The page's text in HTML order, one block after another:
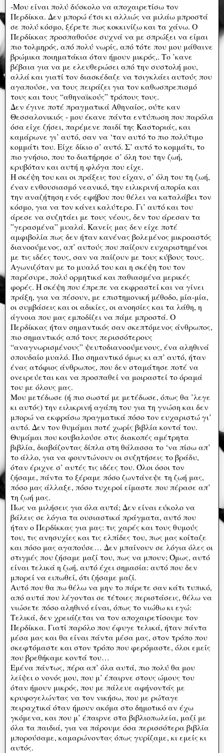
-Μου είναι πολύ δύσκολο να αποχαιρετίσω τον
Περδίκκα. Δεν μπορώ έτσι κι αλλιώς να μιλάω μπροστά
σε πολύ κόσμο, ξέρετε πως κοκκινίζω και τα χάνω. Ο
Περδίκκας προσπαθούσε συχνά να με σπρώξει να είμαι
πιο τολμηρός, από πολύ νωρίς, από τότε που μου μάθαινε
βρώμικα ποιηματάκια όταν ήμουν μικρός,. Το ’κανε
βέβαια για να με ελευθερώσει από την συστολή μου,
αλλά και γιατί τον διασκέδαζε να τσιγκλάει αυτούς που
αγαπούσε, να τους πειράζει για τον καθωσπρεπισμό
τους και τους “αθηναϊκούς” τρόπους τους.
Δεν έγινε ποτέ πραγματικά Αθηναίος, ούτε καν
Θεσσαλονικιός - μου έκανε πάντα εντύπωση που παρόλα
όσα είχε ζήσει, παρέμενε παιδί της Καστοριάς, και
καμάρωνε γι’ αυτό, σαν να ‘ταν αυτό το πιο πολύτιμο
κομμάτι του. Είχε δίκιο σ’ αυτό. Σ’ αυτό το κομμάτι, το
πιο γνήσιο, που το διατήρησε σ’ όλη του την ζωή,
κρυβόταν και αυτή η φλόγα που είχε.
Η σκέψη του και οι πράξεις του είχαν, σ’ όλη του τη ζωή,
έναν ενθουσιασμό νεανικό, την ειλικρινή απορία και
την αναζήτηση ενός εφήβου που θέλει να καταλάβει τον
κόσμο, για να τον κάνει καλύτερο. Γι’ αυτό και του
άρεσε να συζητάει με τους νέους, δεν του άρεσαν τα
”γερασμένα” μυαλά. Κανείς μας δεν είχε ποτέ
αμφιβολία πως δεν ήταν κανένας βολεμένος μικροαστός
διανοούμενος, απ’ αυτούς που παίζουν ευχαριστημένοι
με τις ιδέες τους, σαν να παίζουν με τους κύβους τους.
Αγωνιζόταν με το μυαλό του και η σκέψη του τον
παρέσυρε, πολύ ορμητικά και παθιασμένα μερικές
φορές. Η σκέψη που έπρεπε να εκφραστεί και να γίνει
πράξη, για να πέσουν, με επιστημονική μέθοδο, μία-μία,
οι συμβάσεις και οι αδικίες, οι ανοησίες και τα λάθη, η
άγνοια που μας εμποδίζει να πάμε μπροστά. Ο
Περδίκκας ήταν σημαντικός σαν σκεπτόμενος άνθρωπος,
πιο σημαντικός από τους περισσότερους
“αναγνωρισμένους” ψευτοδιανοούμενους, ένα αληθινά
σπουδαίο μυαλό. Πιο σημαντικό όμως κι απ’ αυτό, ήταν
ένας ατόφιος άνθρωπος, που δεν σταμάτησε ποτέ να
ονειρεύεται και να προσπαθεί να μοιραστεί το όραμά
του με όλους μας.
Μου μετέδωσε (ή πιο σωστά με μετέδωσε, όπως θα ’λεγε
κι αυτός) την ειλικρινή αγάπη του για τη γνώση και δεν
μπορώ να εκφράσω πραγματικά πόσο τον ευχαριστώ γι’
αυτό. Δεν τον θυμάμαι ποτέ χωρίς βιβλία κοντά του.
Θυμάμαι που κουβαλούσε στις διακοπές αμέτρητα
βιβλία, διαβάζοντας δίπλα στη θάλασσα το ‘να πίσω απ’
το άλλο, για να φουντώνουν οι συζητήσεις το βράδυ,
όταν έριχνε σ’ αυτές τις ιδέες του. Όλοι όσοι τον
ζήσαμε, πάντα το ξέραμε πόσο ζωντάνεψε τη ζωή μας,
πόσο μας άλλαξε, πόσο τυχεροί είμαστε που πέρασε απ’
τη ζωή μας.
Πως να μιλήσεις για όλα αυτά; Δεν είναι εύκολο να
βάλεις σε λόγια τα ουσιαστικά πράγματα, αυτό που
ήταν ο Περδίκκας για μας: τις χαρές και τους θυμούς
του, τις ανησυχίες και τις ελπίδες του, πως μας κοίταζε
και πόσο μας αγαπούσε… Δεν μπαίνουν σε λόγια όλες οι
στιγμές που ζήσαμε μαζί του, πως να μπουν; Όμως, αυτό
είναι τελικά η ζωή, αυτό έχει σημασία: αυτό που δεν
μπορεί να ειπωθεί, ότι ζήσαμε μαζί.
Αυτό που θα πω θέλω να μην το πάρετε σαν κάτι τυπικό,
από αυτά που λέγονται σε τέτοιες περιστάσεις, θέλω να
νιώσετε πόσο αληθινό είναι, όπως το νιώθω κι εγώ:
Τελικά, δεν χρειάζεται να τον αποχαιρετίσουμε τον
Περδίκκα. Γιατί παρόλο που έφυγε τελικά, ήταν πάντα
μέσα μας και θα είναι πάντα μέσα μας, στον τρόπο που
σκεφτόμαστε και στον τρόπο που φερόμαστε, όλοι εμείς
που βρεθήκαμε κοντά του…
Εμένα πάντως, πέρα απ’ όλα αυτά, πιο πολύ θα μου
λείψει ο νονός μου, που μ’ έπαιρνε στους ώμους του
όταν ήμουν μικρός, που με πάλευε αφήνοντάς με
κρυφογελώντας να τον νικήσω, που με ρώταγε
πειραχτικά όταν ήμουν ακόμα στο δημοτικό αν έχω
γκόμενα, και που μ’ έπαιρνε στα βιβλιοπωλεία, μαζί με
όλα τα παιδιά, για να πάρουμε όσα περισσότερα βιβλία
μπορούσαμε, καμαρώνοντας όπως γυρίζαμε, κι εμείς κι
αυτός.